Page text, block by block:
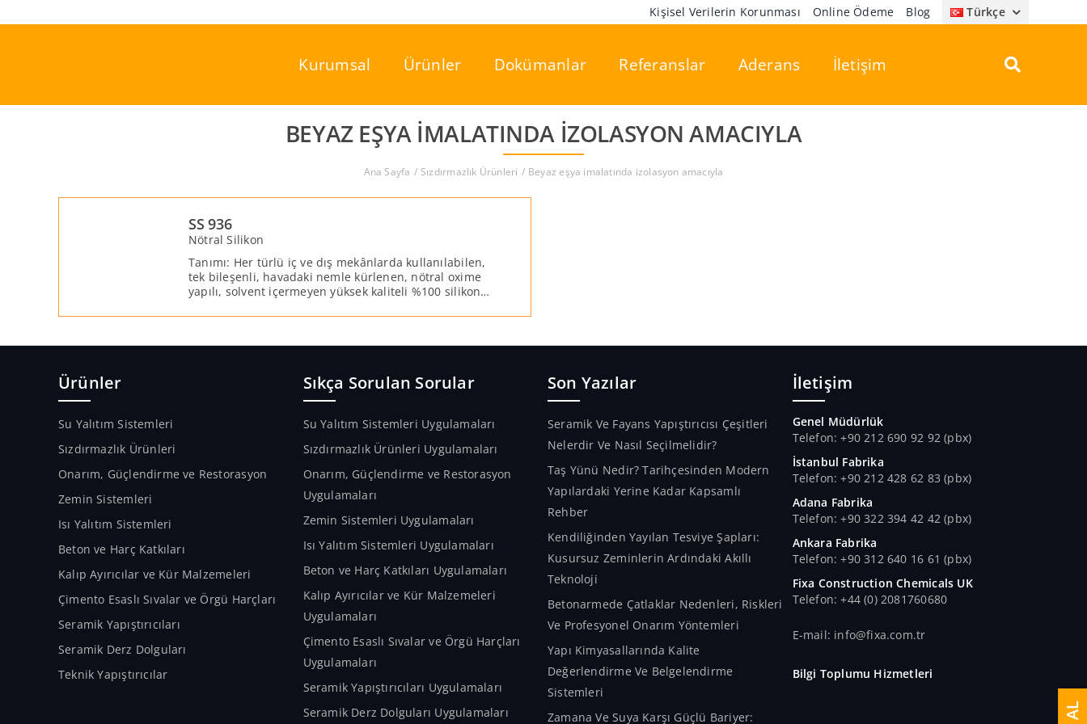
Kişisel Verilerin Korunması Online Ödeme Blog Türkçe
Kurumsal Ürünler Dokümanlar Referanslar Aderans İletişim
BEYAZ EŞYA IMALATINDA IZOLASYON AMACIYLA
Ana Sayfa Sızdırmazlık Ürünleri Beyaz eşya imalatında izolasyon amacıyla
SS 936
Nötral Silikon
Tanımı: Her türlü iç ve dış mekânlarda kullanılabilen,
tek bileşenli, havadaki nemle kürlenen, nötral oxime
yapılı, solvent içermeyen yüksek kaliteli %100 silikon
Ürünler
Su Yalıtım Sistemleri
Sızdırmazlık Ürünleri
Onarım, Güçlendirme ve Restorasyon
Zemin Sistemleri
Isı Yalıtım Sistemleri
Beton ve Harç Katkıları
Kalıp Ayırıcılar ve Kür Malzemeleri
Çimento Esaslı Sıvalar ve Örgü Harçları
Seramik Yapıştırıcıları
Seramik Derz Dolguları
Teknik Yapıştırıcılar
Sıkça Sorulan Sorular
Su Yalıtım Sistemleri Uygulamaları
Sızdırmazlık Ürünleri Uygulamaları
Onarım, Güçlendirme ve Restorasyon
Uygulamaları
Zemin Sistemleri Uygulamaları
Isı Yalıtım Sistemleri Uygulamaları
Beton ve Harç Katkıları Uygulamaları
Kalıp Ayırıcılar ve Kür Malzemeleri
Uygulamaları
Çimento Esaslı Sıvalar ve Örgü Harçları
Uygulamaları
Seramik Yapıştırıcıları Uygulamaları
Seramik Derz Dolguları Uygulamaları
Son Yazılar
Seramik Ve Fayans Yapıştırıcısı Çeşitleri
Nelerdir Ve Nasıl Seçilmelidir?
Taş Yünü Nedir? Tarihçesinden Modern
Yapılardaki Yerine Kadar Kapsamlı
Rehber
Kendiliğinden Yayılan Tesviye Şapları:
Kusursuz Zeminlerin Ardındaki Akıllı
Teknoloji
Betonarmede Çatlaklar Nedenleri, Riskleri
Ve Profesyonel Onarım Yöntemleri
Yapı Kimyasallarında Kalite
Değerlendirme Ve Belgelendirme
Sistemleri
Zamana Ve Suya Karşı Güçlü Bariyer:
İletişim
Genel Müdürlük
Telefon: +90 212 690 92 92 (pbx)
İstanbul Fabrika
Telefon: +90 212 428 62 83 (pbx)
Adana Fabrika
Telefon: +90 322 394 42 42 (pbx)
Ankara Fabrika
Telefon: +90 312 640 16 61 (pbx)
Fixa Construction Chemicals UK
Telefon: +44 (0) 2081760680
E-mail: info@fixa.com.tr
Bilgi Toplumu Hizmetleri